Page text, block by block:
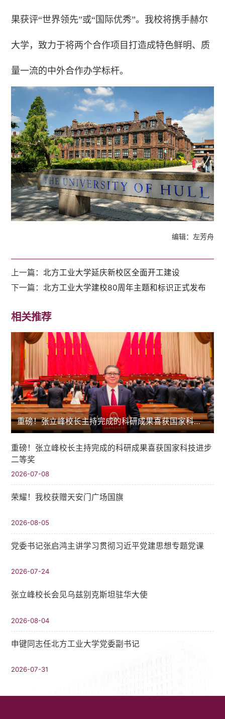
果获评“世界领先”或“国际优秀”。我校将携手赫尔
大学，致力于将两个合作项目打造成特色鲜明、质
量一流的中外合作办学标杆。
编辑：左芳舟
上一篇：北方工业大学延庆新校区全面开工建设
下一篇：北方工业大学建校80周年主题和标识正式发布
相关推荐
重磅！张立峰校长主持完成的科研成果喜获国家科技进步二等奖
重磅！张立峰校长主持完成的科研成果喜获国家科技进步
二等奖
2026-07-08
荣耀！我校获赠天安门广场国旗
2026-08-05
党委书记张启鸿主讲学习贯彻习近平党建思想专题党课
2026-07-24
张立峰校长会见乌兹别克斯坦驻华大使
2026-08-04
申键同志任北方工业大学党委副书记
2026-07-31